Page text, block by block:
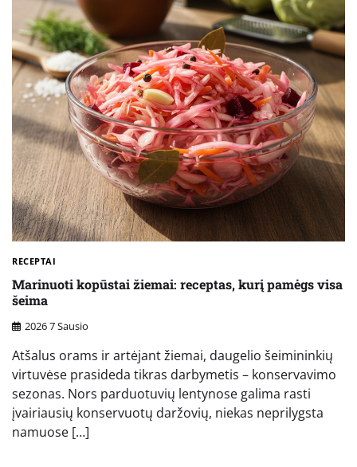
RECEPTAI
Marinuoti kopūstai žiemai: receptas, kurį pamėgs visa
šeima
2026 7 Sausio
Atšalus orams ir artėjant žiemai, daugelio šeimininkių
virtuvėse prasideda tikras darbymetis – konservavimo
sezonas. Nors parduotuvių lentynose galima rasti
įvairiausių konservuotų daržovių, niekas neprilygsta
namuose […]